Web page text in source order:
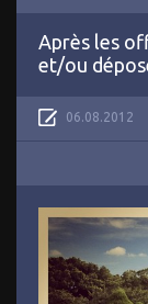
Après les
et/ou
06.08.2012